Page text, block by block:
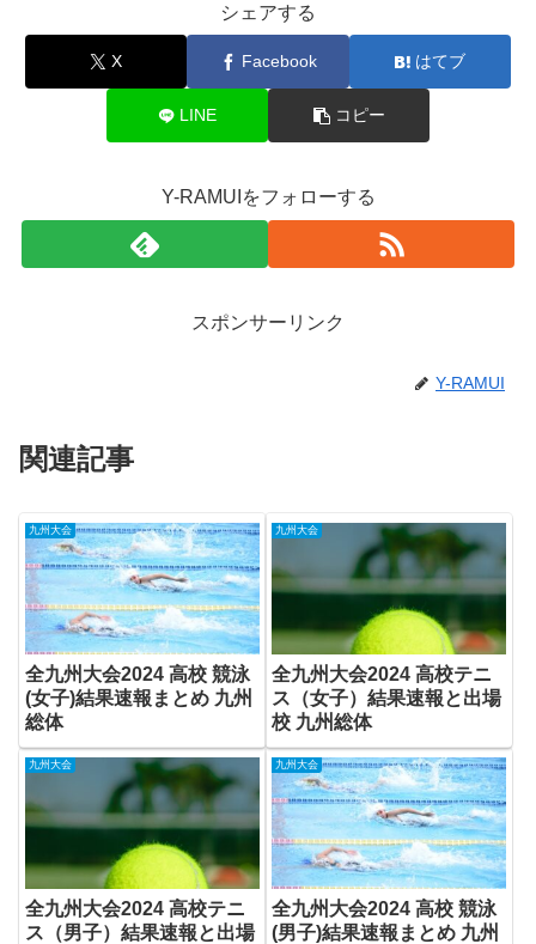
シェアする
X Facebook はてブ
LINE コピー
Y-RAMUIをフォローする
スポンサーリンク
Y-RAMUI
関連記事
九州大会
全九州大会2024 高校 競泳
(女子)結果速報まとめ 九州
総体
九州大会
全九州大会2024 高校テニ
ス（女子）結果速報と出場
校 九州総体
九州大会
全九州大会2024 高校テニ
ス（男子）結果速報と出場
九州大会
全九州大会2024 高校 競泳
(男子)結果速報まとめ 九州